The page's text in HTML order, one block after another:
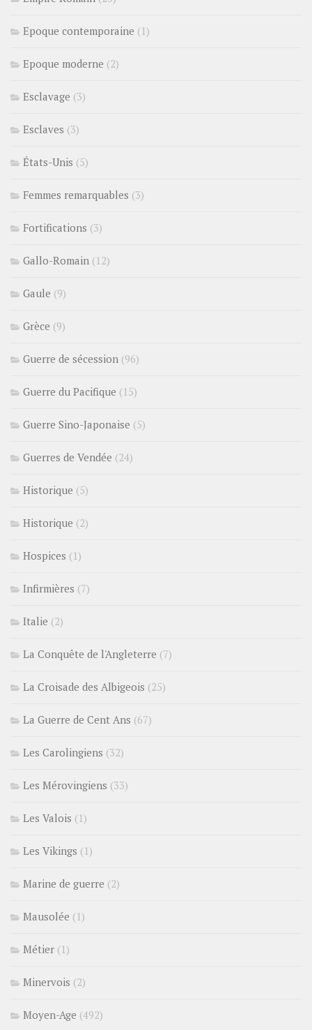
Epoque contemporaine (1)
Epoque moderne (2)
Esclavage (3)
Esclaves (3)
États-Unis (5)
Femmes remarquables (3)
Fortifications (3)
Gallo-Romain (12)
Gaule (9)
Grèce (9)
Guerre de sécession (96)
Guerre du Pacifique (15)
Guerre Sino-Japonaise (5)
Guerres de Vendée (24)
Historique (5)
Historique (2)
Hospices (1)
Infirmières (7)
Italie (2)
La Conquête de l'Angleterre (7)
La Croisade des Albigeois (25)
La Guerre de Cent Ans (67)
Les Carolingiens (32)
Les Mérovingiens (33)
Les Valois (1)
Les Vikings (1)
Marine de guerre (2)
Mausolée (1)
Métier (1)
Minervois (2)
Moyen-Age (492)